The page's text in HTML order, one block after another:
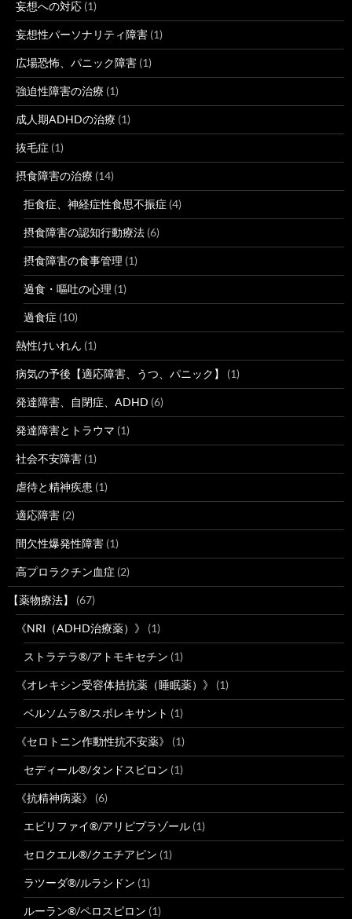
妄想への対応 (1)
妄想性パーソナリティ障害 (1)
広場恐怖、パニック障害 (1)
強迫性障害の治療 (1)
成人期ADHDの治療 (1)
抜毛症 (1)
摂食障害の治療 (14)
拒食症、神経症性食思不振症 (4)
摂食障害の認知行動療法 (6)
摂食障害の食事管理 (1)
過食・嘔吐の心理 (1)
過食症 (10)
熱性けいれん (1)
病気の予後【適応障害、うつ、パニック】 (1)
発達障害、自閉症、ADHD (6)
発達障害とトラウマ (1)
社会不安障害 (1)
虐待と精神疾患 (1)
適応障害 (2)
間欠性爆発性障害 (1)
高プロラクチン血症 (2)
【薬物療法】 (67)
《NRI（ADHD治療薬）》 (1)
ストラテラ®/アトモキセチン (1)
《オレキシン受容体拮抗薬（睡眠薬）》 (1)
ベルソムラ®/スボレキサント (1)
《セロトニン作動性抗不安薬》 (1)
セディール®/タンドスピロン (1)
《抗精神病薬》 (6)
エビリファイ®/アリピプラゾール (1)
セロクエル®/クエチアピン (1)
ラツーダ®/ルラシドン (1)
ルーラン®/ペロスピロン (1)